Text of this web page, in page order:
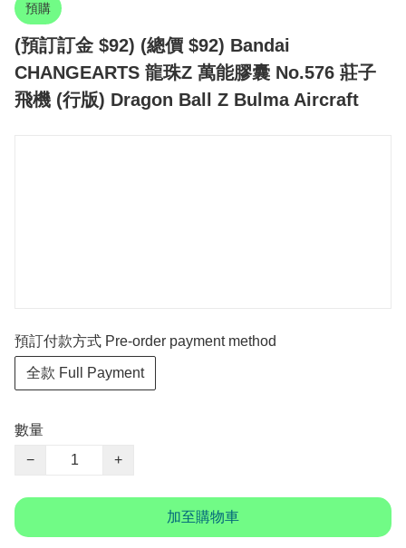
預購
(預訂訂金 $92) (總價 $92) Bandai
CHANGEARTS 龍珠Z 萬能膠囊 No.576 莊子
飛機 (行版) Dragon Ball Z Bulma Aircraft
預訂付款方式 Pre-order payment method
全款 Full Payment
數量
−
+
加至購物車